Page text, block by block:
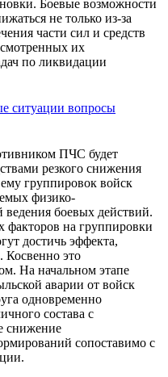
Боевые возможности
не только из-за
части сил и средств
их
по ликвидации
ПЧС будет
резкого снижения
группировок войск
физико-
ведения боевых действий.
на группировки
достичь эффекта,
это
На начальном этапе
аварии от войск
одновременно
состава с
снижение
сопоставимо с